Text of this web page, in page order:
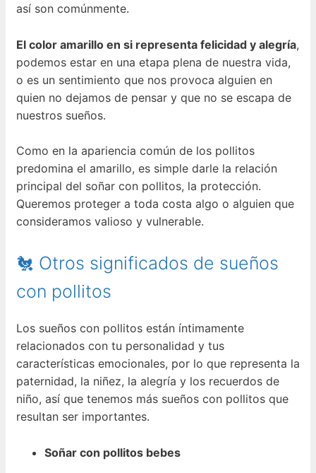
así son comúnmente.
El color amarillo en si representa felicidad y alegría,
podemos estar en una etapa plena de nuestra vida,
o es un sentimiento que nos provoca alguien en
quien no dejamos de pensar y que no se escapa de
nuestros sueños.
Como en la apariencia común de los pollitos
predomina el amarillo, es simple darle la relación
principal del soñar con pollitos, la protección.
Queremos proteger a toda costa algo o alguien que
consideramos valioso y vulnerable.
🐔 Otros significados de sueños
con pollitos
Los sueños con pollitos están íntimamente
relacionados con tu personalidad y tus
características emocionales, por lo que representa la
paternidad, la niñez, la alegría y los recuerdos de
niño, así que tenemos más sueños con pollitos que
resultan ser importantes.
Soñar con pollitos bebes